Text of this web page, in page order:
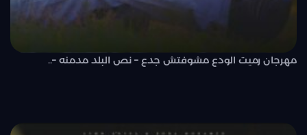
مهرجان رميت الودع مشوفتش جدع – نص البلد مدمنه –..